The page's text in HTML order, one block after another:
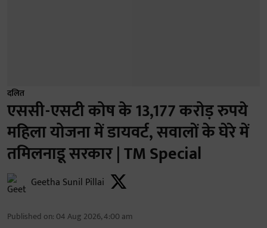
दलित
एससी-एसटी कोष के 13,177 करोड़ रुपये
महिला योजना में डायवर्ट, सवालों के घेरे में
तमिलनाडू सरकार | TM Special
Geetha Sunil Pillai
Published on: 04 Aug 2026, 4:00 am